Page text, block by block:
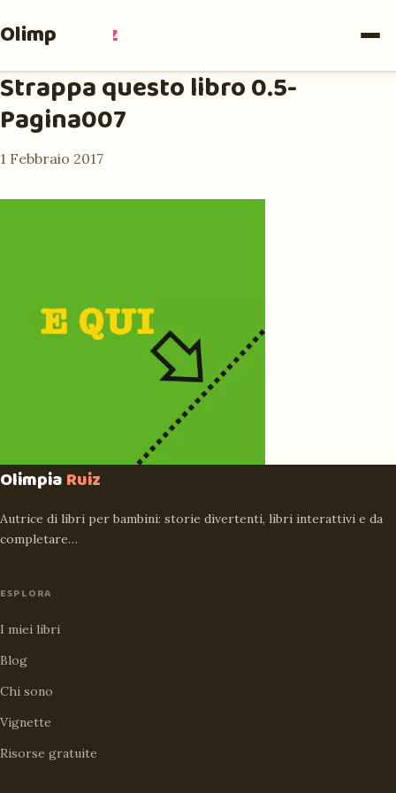
Olimpia Ruiz
Strappa questo libro 0.5-
Pagina007
1 Febbraio 2017
OlimpiaRuiz
Autrice di libri per bambini: storie divertenti, libri interattivi e da
completare…
ESPLORA
I miei libri
Blog
Chi sono
Vignette
Risorse gratuite